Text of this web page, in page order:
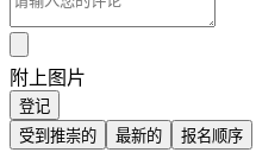
附上图片
登记
受到推崇的
最新的 报名顺序